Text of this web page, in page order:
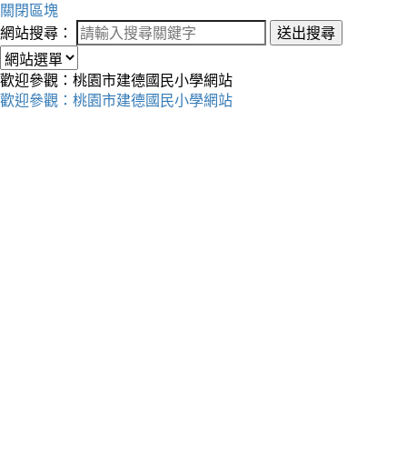
關閉區塊
網站搜尋：
送出搜尋
歡迎參觀：桃園市建德國民小學網站
歡迎參觀：桃園市建德國民小學網站